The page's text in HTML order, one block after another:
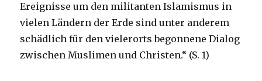
Ereignisse um den militanten Islamismus in
vielen Ländern der Erde sind unter anderem
schädlich für den vielerorts begonnene Dialog
zwischen Muslimen und Christen.“ (S. 1)